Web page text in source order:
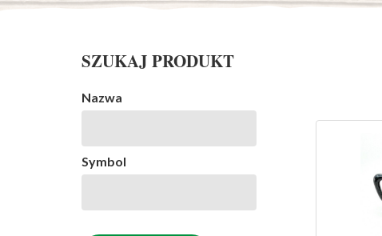
SZUKAJ PRODUKT
Nazwa
Symbol